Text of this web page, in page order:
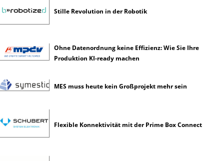
s
c
h
n
l
Stille Revolution in der Robotik
Ohne Datenordnung keine Effizienz: Wie Sie Ihre
Produktion KI-ready machen
MES muss heute kein Großprojekt mehr sein
Flexible Konnektivität mit der Prime Box Connect